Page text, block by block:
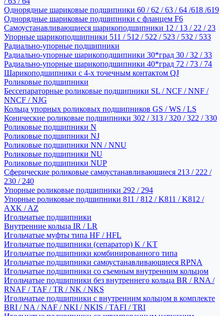
Однорядные шариковые подшипники 60 / 62 / 63 / 64 /618 /619
Однорядные шариковые подшипники с фланцем F6
Самоустанавливающиеся шарикоподшипники 12 / 13 / 22 / 23
Упорные шарикоподшипники 511 / 512 / 522 / 523 / 532 / 533
Радиально-упорные подшипники
Радиально-упорные шарикоподшипники 30*град 30 / 32 / 33
Радиально-упорные шарикоподшипники 40*град 72 / 73 / 74
Шарикоподшипники с 4-х точечным контактом QJ
Роликовые подшипники
Бессепараторные роликовые подшипники SL / NCF / NNF /
NNCF / NJG
Кольца упорных роликовых подшипников GS / WS / LS
Конические роликовые подшипники 302 / 313 / 320 / 322 / 330
Роликовые подшипники N
Роликовые подшипники NJ
Роликовые подшипники NN / NNU
Роликовые подшипники NU
Роликовые подшипники NUP
Сферические роликовые самоустанавливающиеся 213 / 222 /
230 / 240
Упорные роликовые подшипники 292 / 294
Упорные роликовые подшипники 811 / 812 / K811 / K812 /
AXK / AZ
Игольчатые подшипники
Внутренние кольца IR / LR
Игольчатые муфты типа HF / HFL
Игольчатые подшипники (сепаратор) K / KT
Игольчатые подшипники комбинированного типа
Игольчатые подшипники самоустанавливающиеся RPNA
Игольчатые подшипники со съемным внутренним кольцом
Игольчатые подшипники без внутреннего кольца BR / RNA /
RNAF / TAF / TR / NK / NKS
Игольчатые подшипники с внутренним кольцом в комплекте
BRI / NA / NAF / NKI / NKIS / TAFI / TRI